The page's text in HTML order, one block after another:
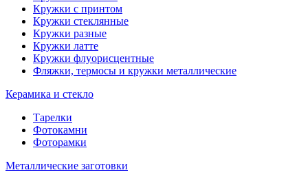
Кружки c принтом
Кружки стеклянные
Кружки разные
Кружки латте
Кружки флуорисцентные
Фляжки, термосы и кружки металлические
Керамика и стекло
Тарелки
Фотокамни
Фоторамки
Металлические заготовки